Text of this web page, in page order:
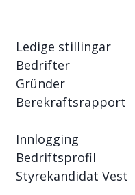
Ledige stillingar
Bedrifter
Gründer
Berekraftsrapport
Innlogging
Bedriftsprofil
Styrekandidat Vest